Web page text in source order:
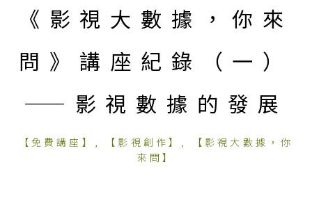
《影視大數據，你來
問》講座紀錄（一）
——影視數據的發展
【免費講座】 , 【影視創作】 ,
【影視大數據，你
來問】